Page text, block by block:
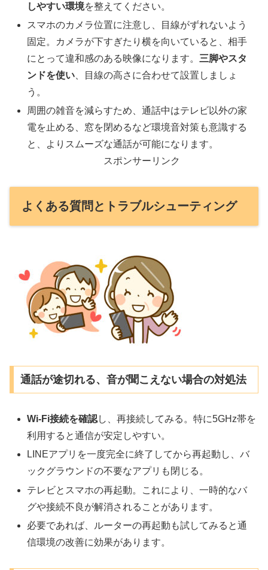
しやすい環境を整えてください。
スマホのカメラ位置に注意し、目線がずれないよう
固定。カメラが下すぎたり横を向いていると、相手
にとって違和感のある映像になります。 三脚やスタ
ンドを使い 、目線の高さに合わせて設置しましょ
う。
周囲の雑音を減らすため、通話中はテレビ以外の家
電を止める、窓を閉めるなど環境音対策も意識する
と、よりスムーズな通話が可能になります。
スポンサーリンク
よくある質問とトラブルシューティング
通話が途切れる、音が聞こえない場合の対処法
Wi-Fi接続を確認し、再接続してみる。特に5GHz帯を
利用すると通信が安定しやすい。
LINEアプリを一度完全に終了してから再起動し、バ
ックグラウンドの不要なアプリも閉じる。
テレビとスマホの再起動。これにより、一時的なバ
グや接続不良が解消されることがあります。
必要であれば、ルーターの再起動も試してみると通
信環境の改善に効果があります。